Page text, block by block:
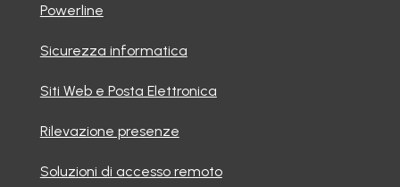
Powerline
Sicurezza informatica
Siti Web e Posta Elettronica
Rilevazione presenze
Soluzioni di accesso remoto